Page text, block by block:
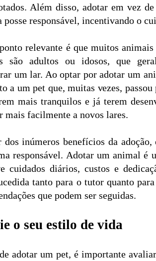
Além disso, adotar em vez
posse responsável, incentivando o
relevante é que muitos
são adultos ou idosos, que
um lar. Ao optar por adotar um
a um pet que, muitas vezes,
mais tranquilos e já terem
mais facilmente a novos lares.
dos inúmeros benefícios da
responsável. Adotar um animal é
cuidados diários, custos e
tanto para o tutor quanto
que podem ser seguidas.
o seu estilo de vida
adotar um pet, é importante